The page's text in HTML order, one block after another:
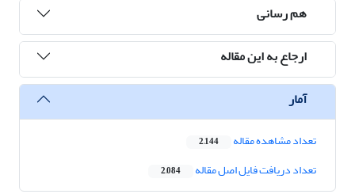
هم رسانی
ارجاع به این مقاله
آمار
تعداد مشاهده مقاله 2,144
تعداد دریافت فایل اصل مقاله 2,084